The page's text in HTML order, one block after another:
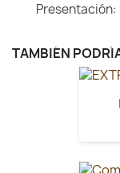
Presentación:
TAMBIÉN